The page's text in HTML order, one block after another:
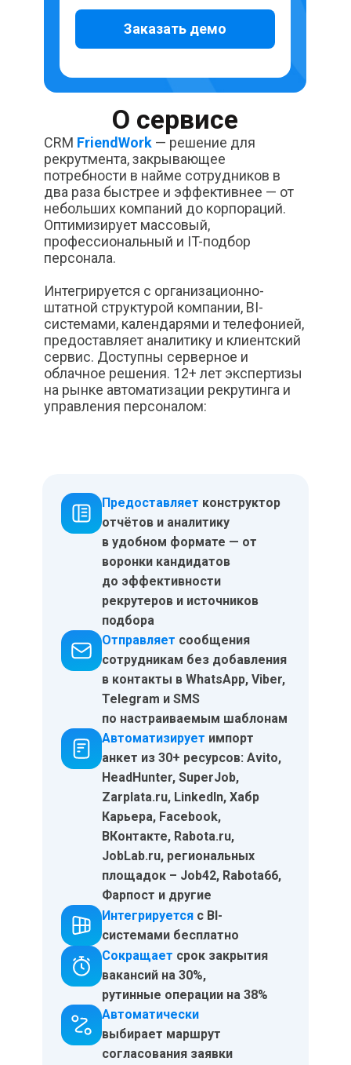
Заказать демо
О сервисе
CRM FriendWork — решение для
рекрутмента, закрывающее
потребности в найме сотрудников в
два раза быстрее и эффективнее — от
небольших компаний до корпораций.
Оптимизирует массовый,
профессиональный и IT-подбор
персонала.
Интегрируется с организационно-
штатной структурой компании, BI-
системами, календарями и телефонией,
предоставляет аналитику и клиентский
сервис. Доступны серверное и
облачное решения. 12+ лет экспертизы
на рынке автоматизации рекрутинга и
управления персоналом:
Предоставляет конструктор
отчётов и аналитику
в удобном формате — от
воронки кандидатов
до эффективности
рекрутеров и источников
подбора
Отправляет сообщения
сотрудникам без добавления
в контакты в WhatsApp, Viber,
Telegram и SMS
по настраиваемым шаблонам
Автоматизирует импорт
анкет из 30+ ресурсов: Avito,
HeadHunter, SuperJob,
Zarplata.ru, LinkedIn, Хабр
Карьера, Facebook,
ВКонтакте, Rabota.ru,
JobLab.ru, региональных
площадок – Job42, Rabota66,
Фарпост и другие
Интегрируется с BI-
системами бесплатно
Сокращает срок закрытия
вакансий на 30%,
рутинные операции на 38%
Автоматически
выбирает маршрут
согласования заявки